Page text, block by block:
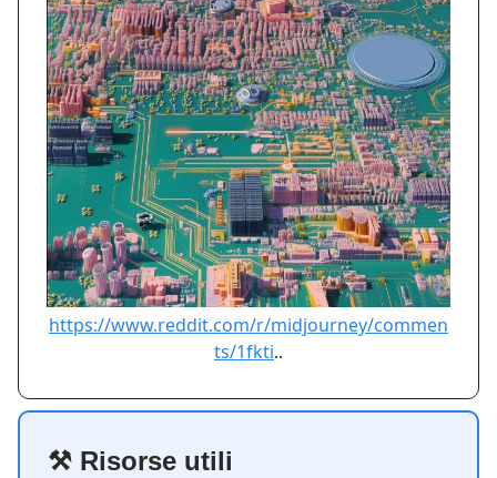
https://www.reddit.com/r/midjourney/commen
ts/1fkti..
⚒️ Risorse utili